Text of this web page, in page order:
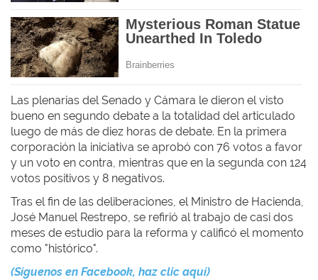
Las plenarias del Senado y Cámara le dieron el visto
bueno en segundo debate a la totalidad del articulado
luego de más de diez horas de debate. En la primera
corporación la iniciativa se aprobó con 76 votos a favor
y un voto en contra, mientras que en la segunda con 124
votos positivos y 8 negativos.
Tras el fin de las deliberaciones, el Ministro de Hacienda,
José Manuel Restrepo, se refirió al trabajo de casi dos
meses de estudio para la reforma y calificó el momento
como "histórico".
(Síguenos en Facebook, haz clic aquí)